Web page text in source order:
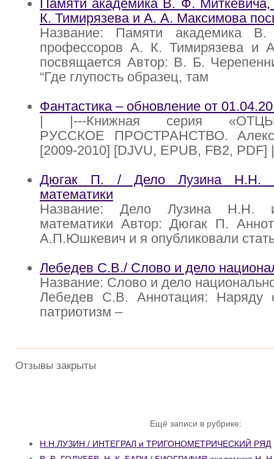
Памяти академика В. Ф.
К. Тимирязева и А. А. Максимова
Название: Памяти академика
профессоров А. К. Тимирязева и
посвящается Автор: В. Б.
“Где глупость образец, там
Фантастика – обновление от
| |---Книжная серия
РУССКОЕ ПРОСТРАНСТВО.
[2009-2010] [DJVU, EPUB, FB2, PDF]
Дюгак П. / Дело Лузина Н.Н. и
математики
Название: Дело Лузина Н.Н.
математики Автор: Дюгак П.
А.П.Юшкевич и я опубликовали
Лебедев С.В./ Слово и дело
Название: Слово и дело
Лебедев С.В. Аннотация: Наряду
патриотизм –
Отзывы закрыты
Ещё записи в рубрике:
Н.Н.ЛУЗИН / ИНТЕГРАЛ и ТРИГОНОМЕТРИЧЕСКИЙ РЯД